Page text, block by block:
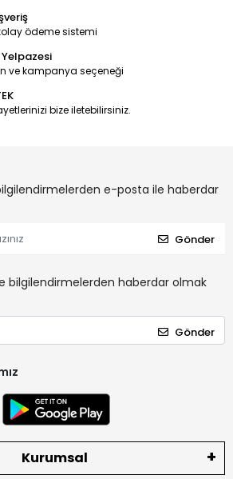
ödeme sistemi
Yelpazesi
ve kampanya seçeneği
bize iletebilirsiniz.
e-posta ile haberdar
Gönder
bilgilendirmelerden haberdar olmak
Gönder
Kurumsal